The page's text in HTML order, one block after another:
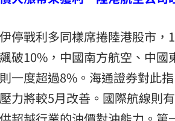
停戰利多同樣席捲陸港股市，
破10%，中國南方航空、中
一度超過8%。海通證券對此
力將較5月改善。國際航線則